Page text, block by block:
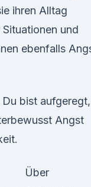
ihren Alltag
und
ebenfalls
bist aufgeregt,
Angst
Über